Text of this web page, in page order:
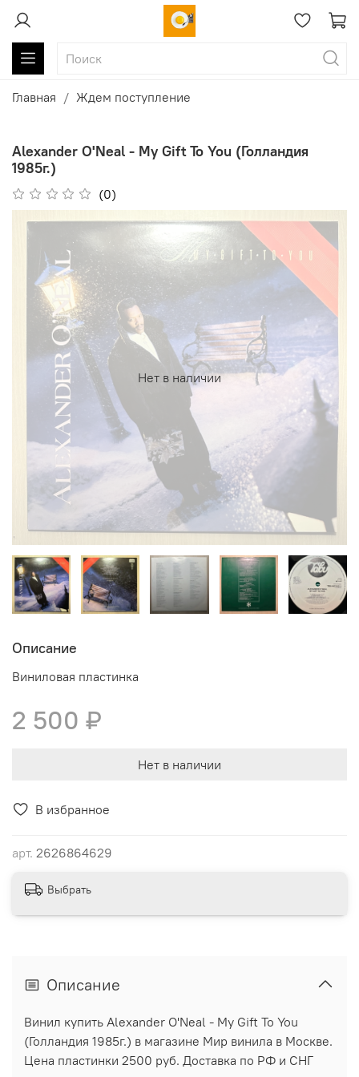
Главная Ждем поступление
Alexander O'Neal - My Gift To You (Голландия
1985г.)
(0)
В избранное
арт. 2626864629
Нет в наличии
Описание
Виниловая пластинка
2 500 ₽
Нет в наличии
Выбрать
Описание
Винил купить Alexander O'Neal - My Gift To You
(Голландия 1985г.) в магазине Мир винила в Москве.
Цена пластинки 2500 руб. Доставка по РФ и СНГ